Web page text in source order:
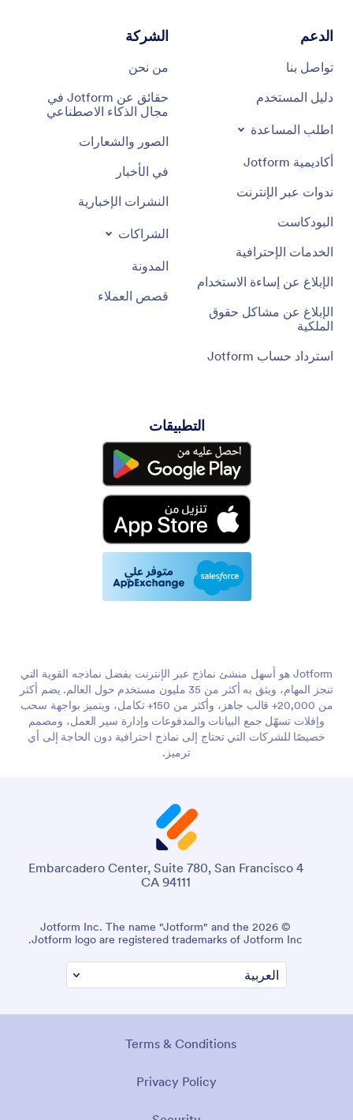
الدعم
تواصل بنا
دليل المستخدم
اطلب المساعدة
أكاديمية Jotform
ندوات عبر الإنترنت
البودكاست
الخدمات الإحترافية
الإبلاغ عن إساءة الاستخدام
الإبلاغ عن مشاكل حقوق
الملكية
استرداد حساب Jotform
الشركة
من نحن
حقائق عن Jotform في
مجال الذكاء الاصطناعي
الصور والشعارات
في الأخبار
النشرات الإخبارية
الشراكات
المدونة
قصص العملاء
التطبيقات
Jotform هو أسهل منشئ نماذج عبر الإنترنت بفضل نماذجه القوية التي
تنجز المهام، ويثق به أكثر من 35 مليون مستخدم حول العالم. يضم أكثر
من 20,000+ قالب جاهز، وأكثر من 150+ تكامل، ويتميز بواجهة سحب
وإفلات تسهّل جمع البيانات والمدفوعات وإدارة سير العمل، ومصمم
خصيصًا للشركات التي تحتاج إلى نماذج احترافية دون الحاجة إلى أي
ترميز.
4 Embarcadero Center, Suite 780, San Francisco
CA 94111
© 2026 Jotform Inc. The name "Jotform" and the
Jotform logo are registered trademarks of Jotform Inc.
Terms & Conditions
Privacy Policy